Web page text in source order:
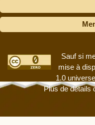
Sauf si
mise à
1.0
Plus de détails